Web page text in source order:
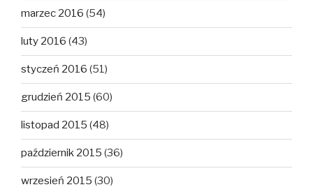
marzec 2016 (54)
luty 2016 (43)
styczeń 2016 (51)
grudzień 2015 (60)
listopad 2015 (48)
październik 2015 (36)
wrzesień 2015 (30)